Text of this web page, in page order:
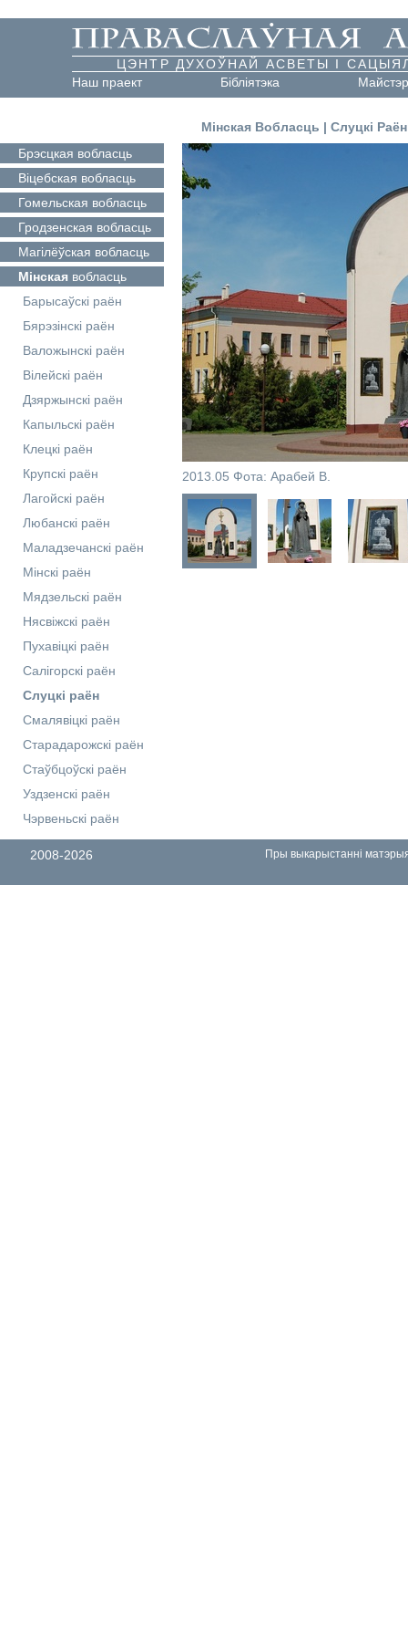
ЦЭНТР ДУХОЎНАЙ АСВЕТЫ І
Наш праект
Бібліятэка
Мінская Вобласць | Слуцкі Раён
Брэсцкая вобласць
Віцебская вобласць
Гомельская вобласць
Гродзенская вобласць
Магілёўская вобласць
Мінская вобласць
Барысаўскі раён
Бярэзінскі раён
Валожынскі раён
Вілейскі раён
Дзяржынскі раён
Капыльскі раён
Клецкі раён
Крупскі раён
Лагойскі раён
Любанскі раён
Маладзечанскі раён
Мінскі раён
Мядзельскі раён
Нясвіжскі раён
Пухавіцкі раён
Салігорскі раён
Слуцкі раён
Смалявіцкі раён
Старадарожскі раён
Стаўбцоўскі раён
Уздзенскі раён
Чэрвеньскі раён
2013.05 Фота: Арабей В.
2008-2026 Пры выкарыстанні